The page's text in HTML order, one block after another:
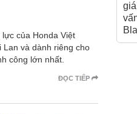
của Honda Việt
Lan và dành riêng cho
công lớn nhất.
ĐỌC TIẾP